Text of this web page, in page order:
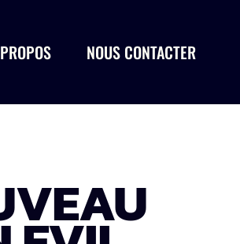
NOUS CONTACTER